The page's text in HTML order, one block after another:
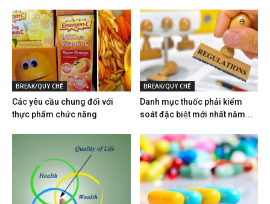
BREAK/QUY CHẾ
Các yêu cầu chung đối với
thực phẩm chức năng
BREAK/QUY CHẾ
Danh mục thuốc phải kiểm
soát đặc biệt mới nhất năm...